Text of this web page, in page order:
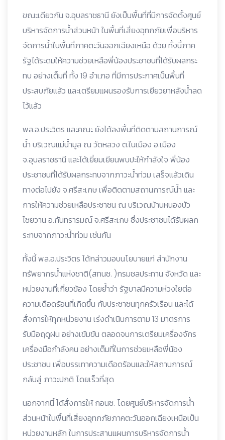
ขณะเดียวกัน จ.อุบลราชธานี ยังเป็นพื้นที่ที่มีการจัดตั้งศูนย์
บริหารจัดการน้ำส่วนหน้า ในพื้นที่เสี่ยงอุทกภัยเพื่อบริหาร
จัดการน้ำในพื้นที่ภาคตะวันออกเฉียงเหนือ ด้วย ทั้งนี้ภาค
รัฐได้ระดมให้ความช่วยเหลือพี่น้องประชาชนที่ได้รับผลกระ
ทบ อย่างเต็มที่ ทั้ง 19 อำเภอ ที่มีการประกาศเป็นพื้นที่
ประสบภัยแล้ว และเตรียมแผนรองรับการเยียวยาหลังน้ำลด
ไว้แล้ว
พล.อ.ประวิตร และคณะ ยังได้ลงพื้นที่ติดตามสถานการณ์
น้ำ บริเวณแม่น้ำมูล ณ วัดหลวง ต.ในเมือง อ.เมือง
จ.อุบลราชธานี และได้เยี่ยมเยียนพบปะให้กำลังใจ พี่น้อง
ประชาชนที่ได้รับผลกระทบจากภาวะน้ำท่วม เสร็จแล้วเดิน
ทางต่อไปยัง จ.ศรีสะเกษ เพื่อติดตามสถานการณ์น้ำ และ
การให้ความช่วยเหลือประชาชน ณ บริเวณบ้านหนองบัว
ไชยวาน อ.กันทรารมณ์ จ.ศรีสะเกษ ซึ่งประชาชนได้รับผลก
ระทบจากภาวะน้ำท่วม เช่นกัน
ทั้งนี้ พล.อ.ประวิตร ได้กล่าวมอบนโยบายแก่ สำนักงาน
ทรัพยากรน้ำแห่งชาติ(สทนช. )กรมชลประทาน จังหวัด และ
หน่วยงานที่เกี่ยวข้อง โดยย้ำว่า รัฐบาลมีความห่วงใยต่อ
ความเดือดร้อนที่เกิดขึ้น กับประชาชนทุกครัวเรือน และได้
สั่งการให้ทุกหน่วยงาน เร่งดำเนินการตาม 13 มาตรการ
รับมือฤดูฝน อย่างเข้มข้น ตลอดจนการเตรียมเครื่องจักร
เครื่องมือกำลังคน อย่างเต็มที่ในการช่วยเหลือพี่น้อง
ประชาชน เพื่อบรรเทาความเดือดร้อนและให้สถานการณ์
กลับสู่ ภาวะปกติ โดยเร็วที่สุด
นอกจากนี้ ได้สั่งการให้ กอนช. โดยศูนย์บริหารจัดการน้ำ
ส่วนหน้าในพื้นที่เสี่ยงอุทกภัยภาคตะวันออกเฉียงเหนือเป็น
หน่วยงานหลัก ในการประสานแผนการบริหารจัดการน้ำ